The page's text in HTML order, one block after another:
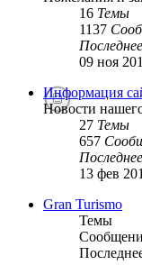
16 Темы
1137
09 ноя
Информация
Новости
27 Темы
657
13 фев
Gran Turismo
Темы